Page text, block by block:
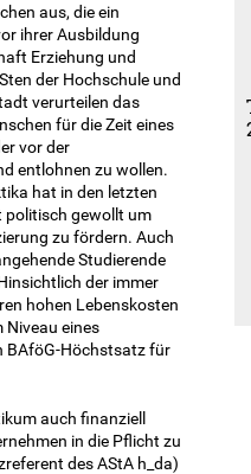
aus, die ein
ihrer Ausbildung
Erziehung und
der Hochschule und
verurteilen das
für die Zeit eines
vor der
entlohnen zu wollen.
hat in den letzten
politisch gewollt um
zu fördern. Auch
Studierende
der immer
hohen Lebenskosten
Niveau eines
BAföG-Höchstsatz für
auch finanziell
in die Pflicht zu
des AStA h_da)